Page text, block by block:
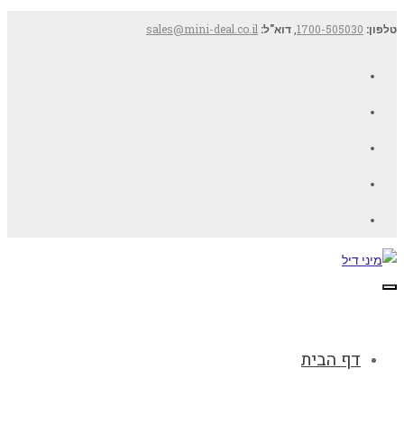
טלפון: 1700-505030 דוא"ל: sales@mini-deal.co.il
תפריט
דף הבית